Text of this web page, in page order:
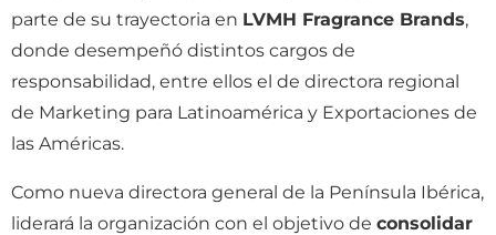
parte de su trayectoria en LVMH Fragrance Brands,
donde desempeñó distintos cargos de
responsabilidad, entre ellos el de directora regional
de Marketing para Latinoamérica y Exportaciones de
las Américas.
Como nueva directora general de la Península Ibérica,
liderará la organización con el objetivo de consolidar